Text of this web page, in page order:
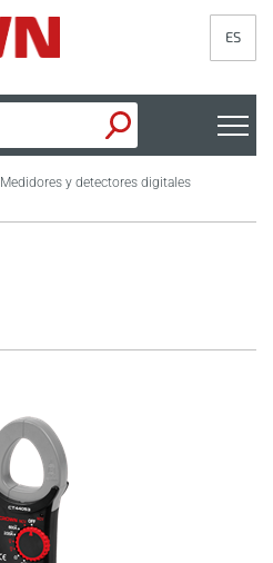
ES
Medidores y detectores digitales